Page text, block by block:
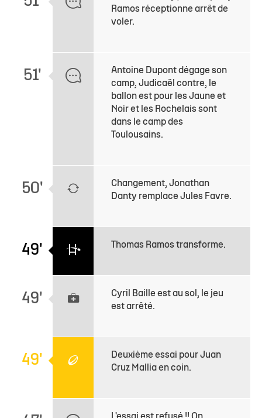
Ramos réceptionne arrêt de
voler.
51'
Antoine Dupont dégage son
camp, Judicaël contre, le
ballon est pour les Jaune et
Noir et les Rochelais sont
dans le camp des
Toulousains.
50'
Changement, Jonathan
Danty remplace Jules Favre.
49' Thomas Ramos transforme.
49'
Cyril Baille est au sol, le jeu
est arrêté.
49'
Deuxième essai pour Juan
Cruz Mallia en coin.